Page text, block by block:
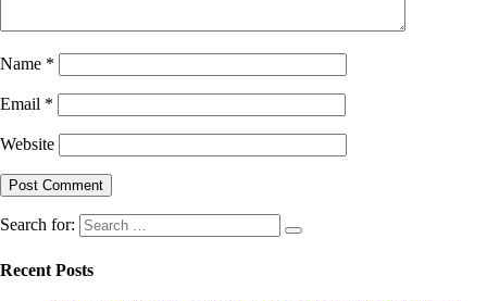
Name *
Email *
Website
Search for:
Recent Posts